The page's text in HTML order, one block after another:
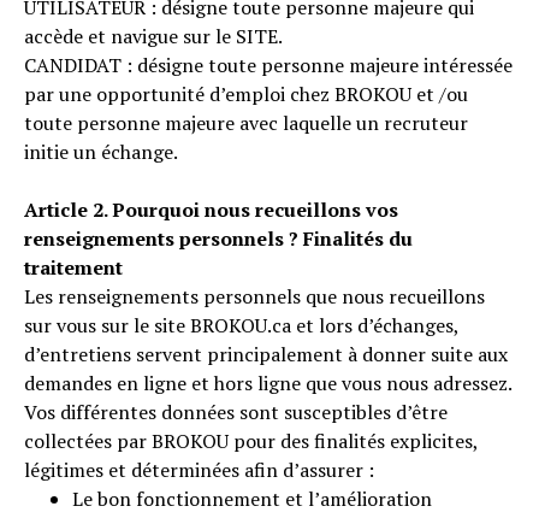
UTILISATEUR : désigne toute personne majeure qui
accède et navigue sur le SITE.
CANDIDAT : désigne toute personne majeure intéressée
par une opportunité d’emploi chez BROKOU et /ou
toute personne majeure avec laquelle un recruteur
initie un échange.
Article 2. Pourquoi nous recueillons vos
renseignements personnels ? Finalités du
traitement
Les renseignements personnels que nous recueillons
sur vous sur le site BROKOU.ca et lors d’échanges,
d’entretiens servent principalement à donner suite aux
demandes en ligne et hors ligne que vous nous adressez.
Vos différentes données sont susceptibles d’être
collectées par BROKOU pour des finalités explicites,
légitimes et déterminées afin d’assurer :
Le bon fonctionnement et l’amélioration